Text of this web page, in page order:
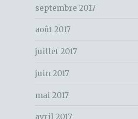
e
:
septembre 2017
août 2017
juillet 2017
juin 2017
mai 2017
avril 2017